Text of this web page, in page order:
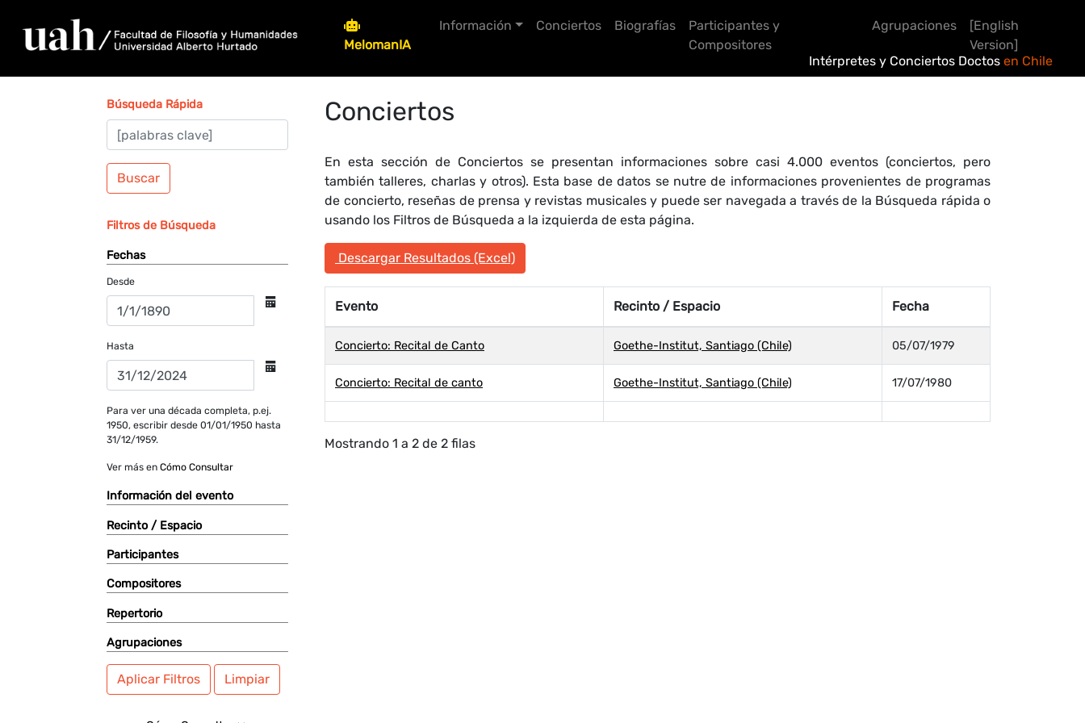
MelomanIA
Información Conciertos Biografías
Participantes y
Compositores
Agrupaciones
[English
Version]
Intérpretes y Conciertos Doctos en Chile
Búsqueda Rápida
Buscar
Filtros de Búsqueda
Fechas
Desde
Hasta
Para ver una década completa, p.ej.
1950, escribir desde 01/01/1950 hasta
31/12/1959.
Ver más en Cómo Consultar
Información del evento
Recinto / Espacio
Participantes
Compositores
Repertorio
Agrupaciones
Aplicar Filtros Limpiar
Conciertos
En esta sección de Conciertos se presentan informaciones sobre casi 4.000 eventos (conciertos, pero
también talleres, charlas y otros). Esta base de datos se nutre de informaciones provenientes de programas
de concierto, reseñas de prensa y revistas musicales y puede ser navegada a través de la Búsqueda rápida o
usando los Filtros de Búsqueda a la izquierda de esta página.
Descargar Resultados (Excel)
Evento Recinto / Espacio Fecha
Concierto: Recital de Canto Goethe-Institut, Santiago (Chile) 05/07/1979
Concierto: Recital de canto Goethe-Institut, Santiago (Chile) 17/07/1980
Mostrando 1 a 2 de 2 filas